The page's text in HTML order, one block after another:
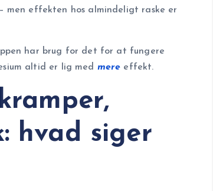
men effekten hos almindeligt raske er
har brug for det for at fungere
altid er lig med mere effekt.
hvad siger